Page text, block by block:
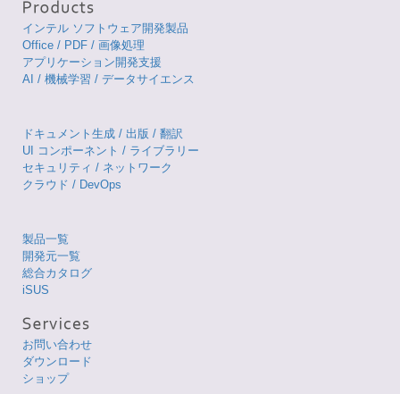
インテル ソフトウェア開発製品
Office / PDF / 画像処理
アプリケーション開発支援
AI / 機械学習 / データサイエンス
ドキュメント生成 / 出版 / 翻訳
UI コンポーネント / ライブラリー
セキュリティ / ネットワーク
クラウド / DevOps
製品一覧
開発元一覧
総合カタログ
iSUS
お問い合わせ
ダウンロード
ショップ